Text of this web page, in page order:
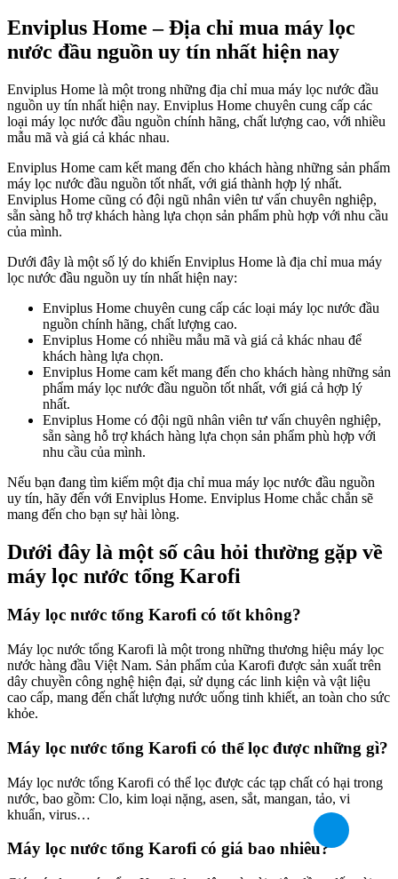
Enviplus Home – Địa chỉ mua máy lọc
nước đầu nguồn uy tín nhất hiện nay
Enviplus Home là một trong những địa chỉ mua máy lọc nước đầu
nguồn uy tín nhất hiện nay. Enviplus Home chuyên cung cấp các
loại máy lọc nước đầu nguồn chính hãng, chất lượng cao, với nhiều
mẫu mã và giá cả khác nhau.
Enviplus Home cam kết mang đến cho khách hàng những sản phẩm
máy lọc nước đầu nguồn tốt nhất, với giá thành hợp lý nhất.
Enviplus Home cũng có đội ngũ nhân viên tư vấn chuyên nghiệp,
sẵn sàng hỗ trợ khách hàng lựa chọn sản phẩm phù hợp với nhu cầu
của mình.
Dưới đây là một số lý do khiến Enviplus Home là địa chỉ mua máy
lọc nước đầu nguồn uy tín nhất hiện nay:
Enviplus Home chuyên cung cấp các loại máy lọc nước đầu
nguồn chính hãng, chất lượng cao.
Enviplus Home có nhiều mẫu mã và giá cả khác nhau để
khách hàng lựa chọn.
Enviplus Home cam kết mang đến cho khách hàng những sản
phẩm máy lọc nước đầu nguồn tốt nhất, với giá cả hợp lý
nhất.
Enviplus Home có đội ngũ nhân viên tư vấn chuyên nghiệp,
sẵn sàng hỗ trợ khách hàng lựa chọn sản phẩm phù hợp với
nhu cầu của mình.
Nếu bạn đang tìm kiếm một địa chỉ mua máy lọc nước đầu nguồn
uy tín, hãy đến với Enviplus Home. Enviplus Home chắc chắn sẽ
mang đến cho bạn sự hài lòng.
Dưới đây là một số câu hỏi thường gặp về
máy lọc nước tổng Karofi
Máy lọc nước tổng Karofi có tốt không?
Máy lọc nước tổng Karofi là một trong những thương hiệu máy lọc
nước hàng đầu Việt Nam. Sản phẩm của Karofi được sản xuất trên
dây chuyền công nghệ hiện đại, sử dụng các linh kiện và vật liệu
cao cấp, mang đến chất lượng nước uống tinh khiết, an toàn cho sức
khỏe.
Máy lọc nước tổng Karofi có thể lọc được những gì?
Máy lọc nước tổng Karofi có thể lọc được các tạp chất có hại trong
nước, bao gồm: Clo, kim loại nặng, asen, sắt, mangan, tảo, vi
khuẩn, virus…
Máy lọc nước tổng Karofi có giá bao nhiêu?